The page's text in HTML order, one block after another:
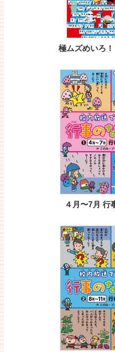
極ムズめいろ
４月〜7月 行